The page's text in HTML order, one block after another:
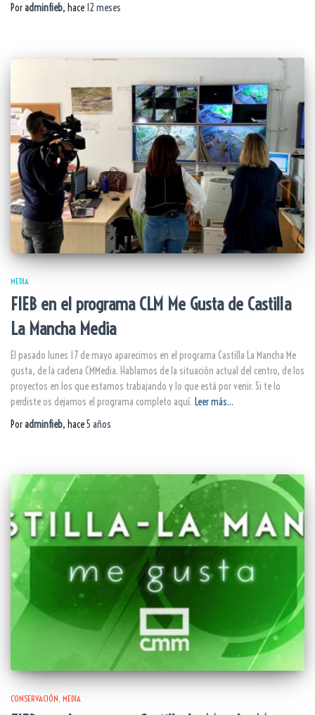
Poradminfieb, hace 12 meses
MEDIA
FIEB en el programa CLM Me Gusta de Castilla
La Mancha Media
El pasado lunes 17 de mayo aparecimos en el programa Castilla La Mancha Me
gusta, de la cadena CMMedia. Hablamos de la situación actual del centro, de los
proyectos en los que estamos trabajando y lo que está por venir. Si te lo
perdiste os dejamos el programa completo aquí. Leer más…
Poradminfieb, hace5 años
CONSERVACIÓN MEDIA